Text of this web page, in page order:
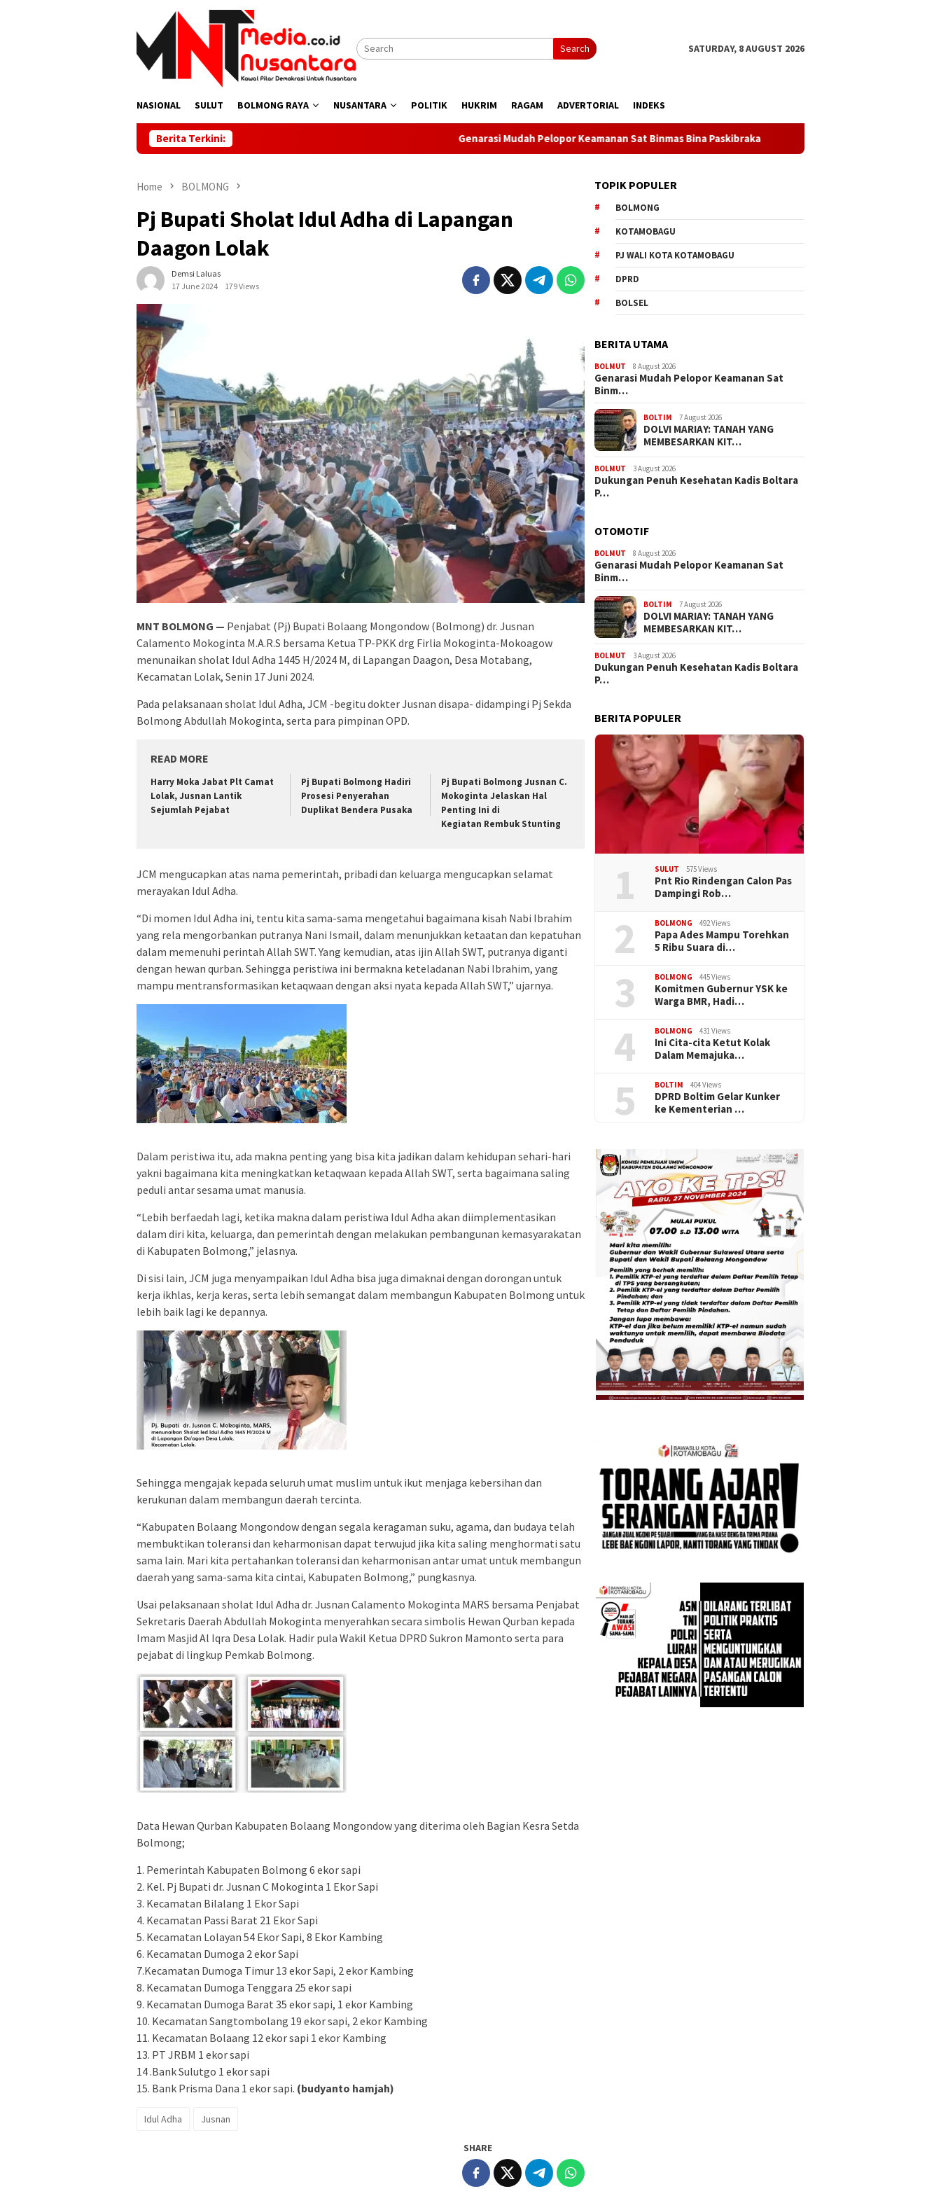
Search
SATURDAY, 8 AUGUST 2026
NASIONAL SULUT BOLMONG RAYA NUSANTARA POLITIK HUKRIM RAGAM ADVERTORIAL INDEKS
Berita Terkini: Genarasi Mudah Pelopor Keamanan Sat Binmas Bina Paskibraka DOLVI MARIAY: TANAH YANG
Home BOLMONG
Pj Bupati Sholat Idul Adha di Lapangan
Daagon Lolak
Demsi Laluas
17 June 2024
179 Views
MNT BOLMONG — Penjabat (Pj) Bupati Bolaang Mongondow (Bolmong) dr. Jusnan
Calamento Mokoginta M.A.R.S bersama Ketua TP-PKK drg Firlia Mokoginta-Mokoagow
menunaikan sholat Idul Adha 1445 H/2024 M, di Lapangan Daagon, Desa Motabang,
Kecamatan Lolak, Senin 17 Juni 2024.
Pada pelaksanaan sholat Idul Adha, JCM -begitu dokter Jusnan disapa- didampingi Pj Sekda
Bolmong Abdullah Mokoginta, serta para pimpinan OPD.
READ MORE
Harry Moka Jabat Plt Camat
Lolak, Jusnan Lantik
Sejumlah Pejabat
Pj Bupati Bolmong Hadiri
Prosesi Penyerahan
Duplikat Bendera Pusaka
Pj Bupati Bolmong Jusnan C.
Mokoginta Jelaskan Hal
Penting Ini di
Kegiatan Rembuk Stunting
JCM mengucapkan atas nama pemerintah, pribadi dan keluarga mengucapkan selamat
merayakan Idul Adha.
“Di momen Idul Adha ini, tentu kita sama-sama mengetahui bagaimana kisah Nabi Ibrahim
yang rela mengorbankan putranya Nani Ismail, dalam menunjukkan ketaatan dan kepatuhan
dalam memenuhi perintah Allah SWT. Yang kemudian, atas ijin Allah SWT, putranya diganti
dengan hewan qurban. Sehingga peristiwa ini bermakna keteladanan Nabi Ibrahim, yang
mampu mentransformasikan ketaqwaan dengan aksi nyata kepada Allah SWT,” ujarnya.
Dalam peristiwa itu, ada makna penting yang bisa kita jadikan dalam kehidupan sehari-hari
yakni bagaimana kita meningkatkan ketaqwaan kepada Allah SWT, serta bagaimana saling
peduli antar sesama umat manusia.
“Lebih berfaedah lagi, ketika makna dalam peristiwa Idul Adha akan diimplementasikan
dalam diri kita, keluarga, dan pemerintah dengan melakukan pembangunan kemasyarakatan
di Kabupaten Bolmong,” jelasnya.
Di sisi lain, JCM juga menyampaikan Idul Adha bisa juga dimaknai dengan dorongan untuk
kerja ikhlas, kerja keras, serta lebih semangat dalam membangun Kabupaten Bolmong untuk
lebih baik lagi ke depannya.
Sehingga mengajak kepada seluruh umat muslim untuk ikut menjaga kebersihan dan
kerukunan dalam membangun daerah tercinta.
“Kabupaten Bolaang Mongondow dengan segala keragaman suku, agama, dan budaya telah
membuktikan toleransi dan keharmonisan dapat terwujud jika kita saling menghormati satu
sama lain. Mari kita pertahankan toleransi dan keharmonisan antar umat untuk membangun
daerah yang sama-sama kita cintai, Kabupaten Bolmong,” pungkasnya.
Usai pelaksanaan sholat Idul Adha dr. Jusnan Calamento Mokoginta MARS bersama Penjabat
Sekretaris Daerah Abdullah Mokoginta menyerahkan secara simbolis Hewan Qurban kepada
Imam Masjid Al Iqra Desa Lolak. Hadir pula Wakil Ketua DPRD Sukron Mamonto serta para
pejabat di lingkup Pemkab Bolmong.
Data Hewan Qurban Kabupaten Bolaang Mongondow yang diterima oleh Bagian Kesra Setda
Bolmong;
1. Pemerintah Kabupaten Bolmong 6 ekor sapi
2. Kel. Pj Bupati dr. Jusnan C Mokoginta 1 Ekor Sapi
3. Kecamatan Bilalang 1 Ekor Sapi
4. Kecamatan Passi Barat 21 Ekor Sapi
5. Kecamatan Lolayan 54 Ekor Sapi, 8 Ekor Kambing
6. Kecamatan Dumoga 2 ekor Sapi
7.Kecamatan Dumoga Timur 13 ekor Sapi, 2 ekor Kambing
8. Kecamatan Dumoga Tenggara 25 ekor sapi
9. Kecamatan Dumoga Barat 35 ekor sapi, 1 ekor Kambing
10. Kecamatan Sangtombolang 19 ekor sapi, 2 ekor Kambing
11. Kecamatan Bolaang 12 ekor sapi 1 ekor Kambing
13. PT JRBM 1 ekor sapi
14 .Bank Sulutgo 1 ekor sapi
15. Bank Prisma Dana 1 ekor sapi. (budyanto hamjah)
Idul Adha Jusnan
SHARE
TOPIK POPULER
BOLMONG
KOTAMOBAGU
PJ WALI KOTA KOTAMOBAGU
DPRD
BOLSEL
BERITA UTAMA
BOLMUT 8 August 2026
Genarasi Mudah Pelopor Keamanan Sat
Binm…
BOLTIM 7 August 2026
DOLVI MARIAY: TANAH YANG
MEMBESARKAN KIT…
BOLMUT 3 August 2026
Dukungan Penuh Kesehatan Kadis Boltara
P…
OTOMOTIF
BOLMUT 8 August 2026
Genarasi Mudah Pelopor Keamanan Sat
Binm…
BOLTIM 7 August 2026
DOLVI MARIAY: TANAH YANG
MEMBESARKAN KIT…
BOLMUT 3 August 2026
Dukungan Penuh Kesehatan Kadis Boltara
P…
BERITA POPULER
1 SULUT 575 Views
Pnt Rio Rindengan Calon Pas
Dampingi Rob…
2 BOLMONG 492 Views
Papa Ades Mampu Torehkan
5 Ribu Suara di…
3 BOLMONG 445 Views
Komitmen Gubernur YSK ke
Warga BMR, Hadi…
4 BOLMONG 431 Views
Ini Cita-cita Ketut Kolak
Dalam Memajuka…
5 BOLTIM 404 Views
DPRD Boltim Gelar Kunker
ke Kementerian …